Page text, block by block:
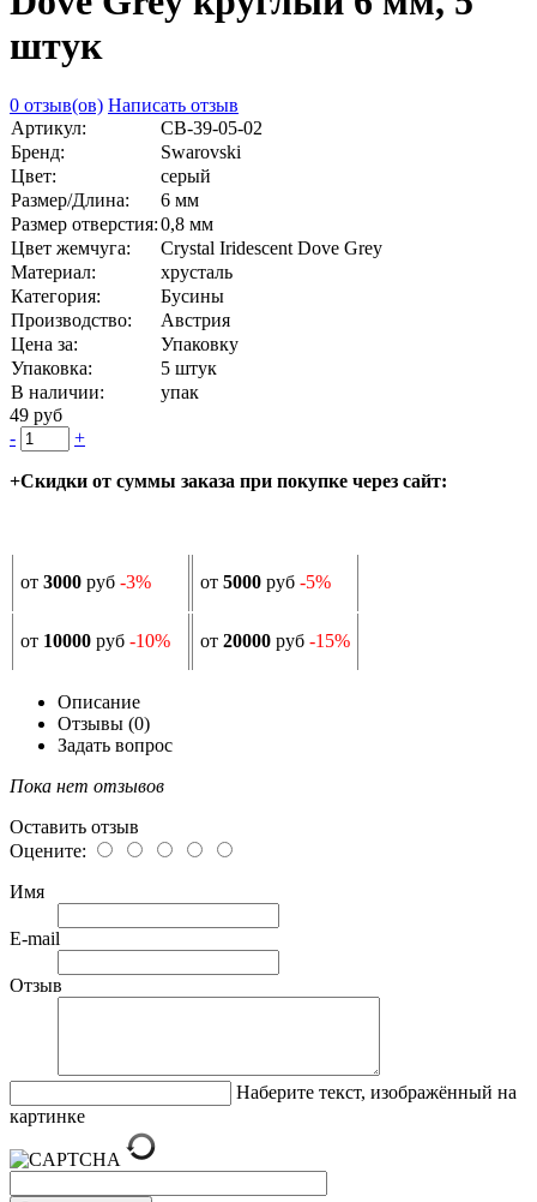
штук
0 отзыв(ов) Написать отзыв
Артикул:
СВ-39-05-02
Бренд:
Swarovski
Цвет:
серый
Размер/Длина:
6 мм
Размер отверстия:0,8 мм
Цвет жемчуга:
Crystal Iridescent Dove Grey
Материал:
хрусталь
Категория:
Бусины
Производство:
Австрия
Цена за:
Упаковку
Упаковка:
5 штук
В наличии:
упак
49 руб
-
+
+Скидки от суммы заказа при покупке через сайт:
от 3000 руб -3% от 5000 руб -5%
от 10000 руб -10% от 20000 руб -15%
Описание
Отзывы (0)
Задать вопрос
Пока нет отзывов
Оставить отзыв
Оцените:
Имя
E-mail
Отзыв
Наберите текст, изображённый на
картинке